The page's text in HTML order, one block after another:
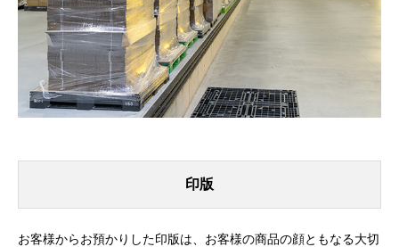
印版
お客様からお預かりした印版は、お客様の商品の顔ともなる大切